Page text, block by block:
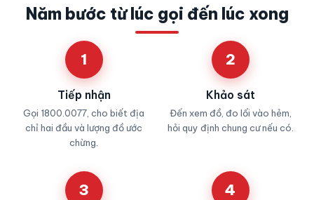
Năm bước từ lúc gọi đến lúc xong
1
Tiếp nhận
Gọi 1800.0077, cho biết địa
chỉ hai đầu và lượng đồ ước
chừng.
2
Khảo sát
Đến xem đồ, đo lối vào hẻm,
hỏi quy định chung cư nếu có.
3 4